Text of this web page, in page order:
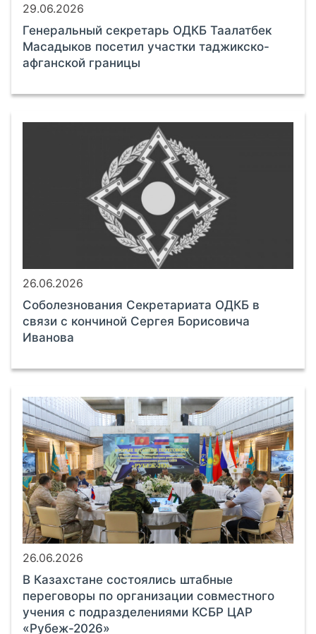
29.06.2026
Генеральный секретарь ОДКБ Таалатбек
Масадыков посетил участки таджикско-
афганской границы
26.06.2026
Соболезнования Секретариата ОДКБ в
связи с кончиной Сергея Борисовича
Иванова
26.06.2026
В Казахстане состоялись штабные
переговоры по организации совместного
учения с подразделениями КСБР ЦАР
«Рубеж-2026»